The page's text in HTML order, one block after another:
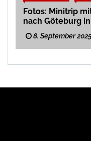
Fotos: Minitrip
nach Göteburg
8. September 2025